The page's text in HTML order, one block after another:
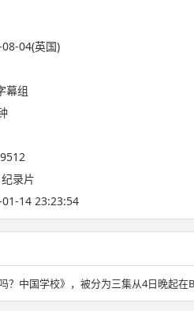
04(英国)
幕组
纪录片
14 23:23:54
？中国学校》，被分为三集从4日晚起在